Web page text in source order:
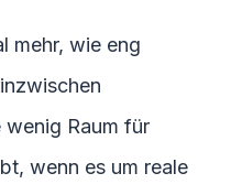
mehr, wie eng
Raum für
wenn es um reale